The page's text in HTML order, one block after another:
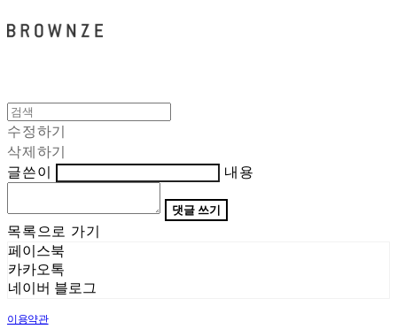
수정하기
삭제하기
글쓴이
내용
댓글 쓰기
목록으로 가기
페이스북
카카오톡
네이버 블로그
이용약관